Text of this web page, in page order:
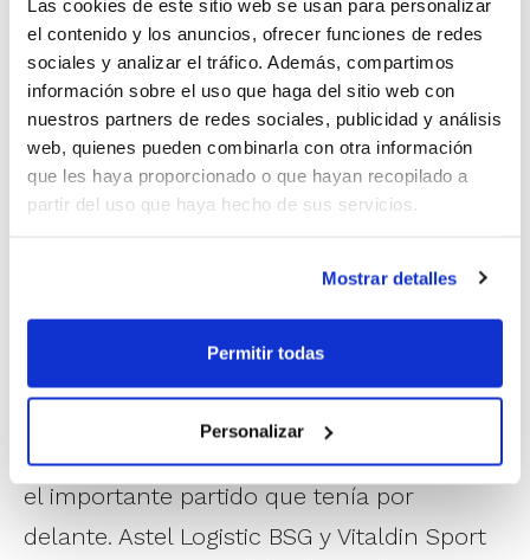
Las cookies de este sitio web se usan para personalizar
el contenido y los anuncios, ofrecer funciones de redes
sociales y analizar el tráfico. Además, compartimos
información sobre el uso que haga del sitio web con
nuestros partners de redes sociales, publicidad y análisis
web, quienes pueden combinarla con otra información
que les haya proporcionado o que hayan recopilado a
partir del uso que haya hecho de sus servicios.
Mostrar detalles
Permitir todas
Personalizar
La Final arrancaba con un minuto de
encajar para tratar de afrontar con fuerza
el importante partido que tenía por
delante. Astel Logistic BSG y Vitaldin Sport